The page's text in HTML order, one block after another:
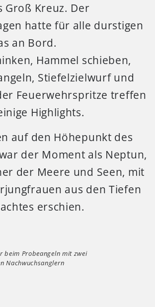
Groß Kreuz. Der
hatte für alle durstigen
an Bord.
Hammel schieben,
Stiefelzielwurf und
Feuerwehrspritze treffen
Highlights.
auf den Höhepunkt des
der Moment als Neptun,
der Meere und Seen, mit
aus den Tiefen
erschien.
beim Probeangeln mit zwei
Nachwuchsanglern